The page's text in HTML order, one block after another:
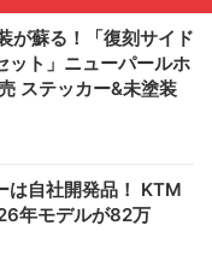
が蘇る！「復刻サイド
ット」ニューパールホ
ステッカー&未塗装
は自社開発品！ KTM
年モデルが82万